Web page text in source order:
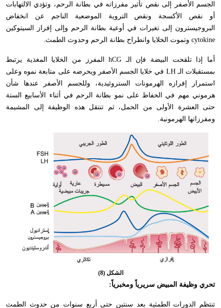
الجسم الأصفر إلى نقص تأثير مفرزاته في بطانة الرحم، وتؤدي الالتهابات
أو نقص الأكسجة ونقص التروية الموضعية الناجم عن انخفاض
البروجيسترون إلى تغيرات في أوعية بطانة الرحم وإلى إفراز السيتوكين
cytokine وتموت الخلايا وانطراح بطانة الرحم وحدوث الطمث.
أما إذا تلقحت البيضة فإن الـ hCGالمفرز من الخلايا المغذية يرتبط
بمستقبلات الـLH في خلايا الجسم الأصفر ويحرضه على متابعة نموه وعلى
استمرار إفرازه الهرمونات الستروئيدية، وللجسم الأصفر عندها شأن
هرموني مهم في الحفاظ على نمو بطانة الرحم في أثناء الأسابيع الستة
حتى العشرة الأولى من الحمل، ثم تنتقل هذه الوظيفة إلى المشيمة
ومفرزاتها الهرمونية.
الشكل (8)
تحري وظيفة المبيض سريرياً ومخبرياً:
تنتظم الدورات الطمثية بعد سنتين حتى أربع سنوات من حدوث الطمث